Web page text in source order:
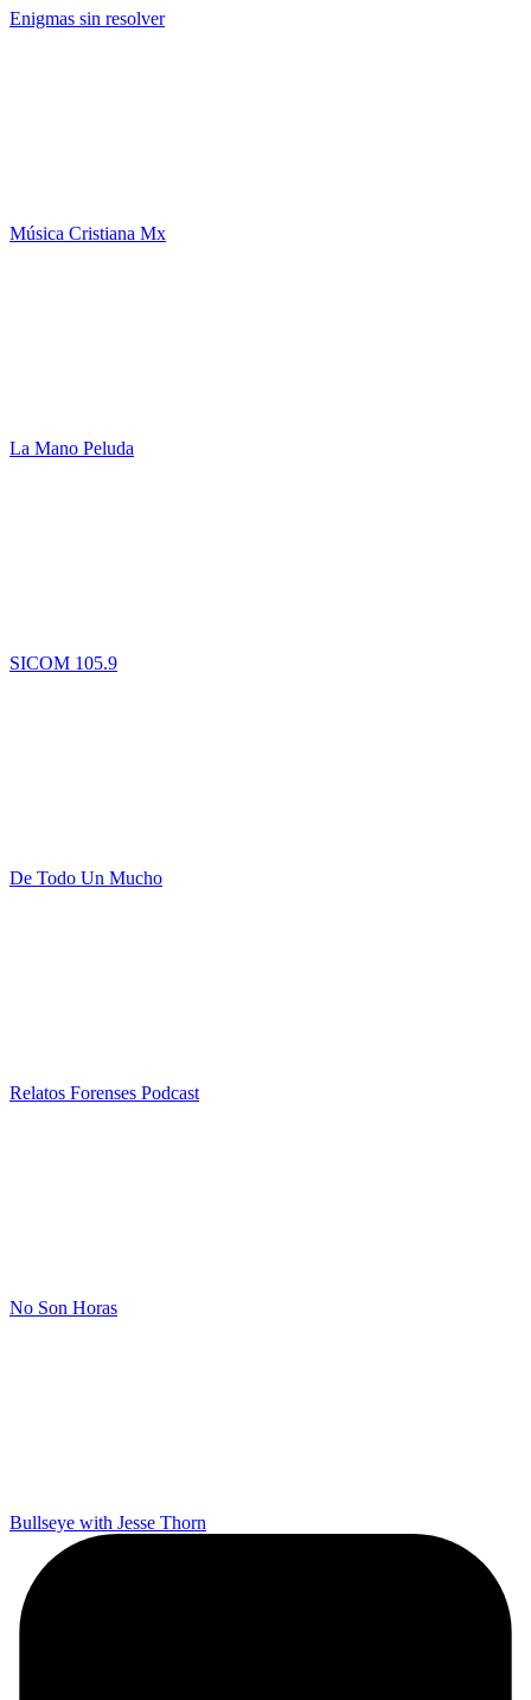
Enigmas sin resolver
Música Cristiana Mx
La Mano Peluda
SICOM 105.9
De Todo Un Mucho
Relatos Forenses Podcast
No Son Horas
Bullseye with Jesse Thorn